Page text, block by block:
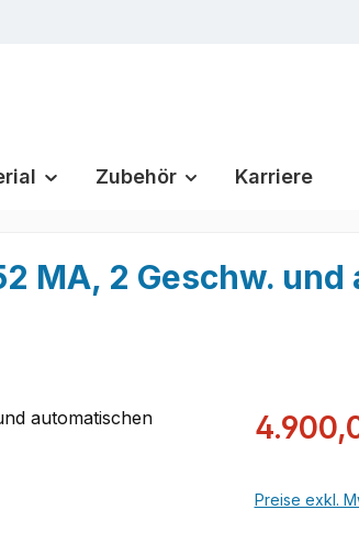
Zubehör Karriere
MA, 2 Geschw.
Preise exkl.